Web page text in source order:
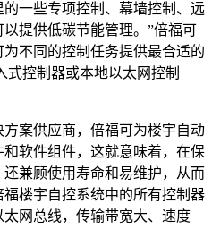
一些专项控制、幕墙控制、远
提供低碳节能管理。”倍福可
不同的控制任务提供最合适的
式控制器或本地以太网控制
案供应商，倍福可为楼宇自动
软件组件，这就意味着，在保
兼顾使用寿命和易维护，从而
楼宇自控系统中的所有控制器
网总线，传输带宽大、速度